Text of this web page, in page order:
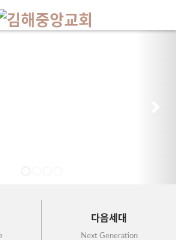
다음세대
Next Generation